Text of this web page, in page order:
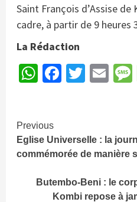
Saint François d’Assise
cadre, à partir de 9 heures
La Rédaction
WhatsApp
Facebook
Continue
Reading
Previous
Eglise Universelle : la
commémorée de manière
Butembo-Beni : le
Kombi repose à